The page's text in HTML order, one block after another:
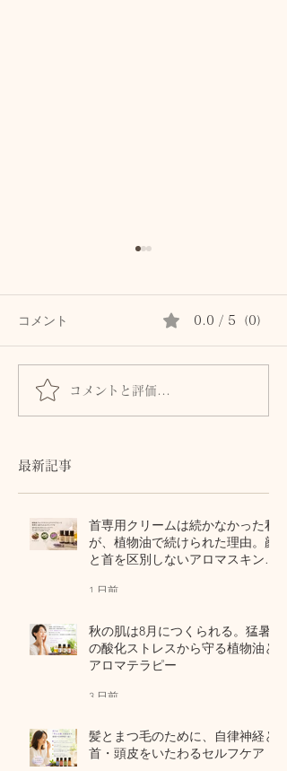
春分の日という「バラン
ス」の日
コメント 0.0 / 5（0）
コメントと評価...
最新記事
首専用クリームは続かなかった私
が、植物油で続けられた理由。顔
と首を区別しないアロマスキンケ
1 日前
秋の肌は8月につくられる。猛暑
の酸化ストレスから守る植物油と
アロマテラピー
3 日前
髪とまつ毛のために、自律神経と
首・頭皮をいたわるセルフケア